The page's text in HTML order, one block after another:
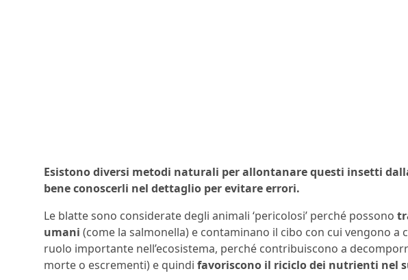
Esistono diversi metodi naturali per allontanare questi insetti
bene conoscerli nel dettaglio per evitare errori.
Le blatte sono considerate degli animali ‘pericolosi’ perché possono
umani (come la salmonella) e contaminano il cibo con cui vengono a
ruolo importante nell’ecosistema, perché contribuiscono a
morte o escrementi) e quindi favoriscono il riciclo dei nutrienti nel